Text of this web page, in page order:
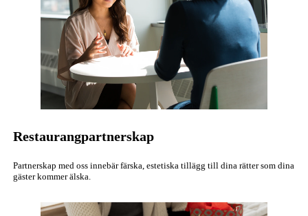
Restaurangpartnerskap
Partnerskap med oss innebär färska, estetiska tillägg till dina rätter som dina
gäster kommer älska.